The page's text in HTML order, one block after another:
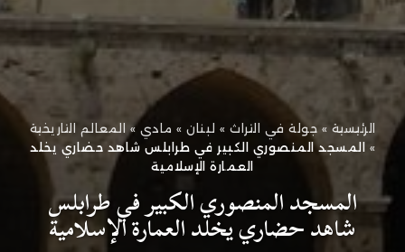
الرئيسية » جولة في التراث » لبنان » مادي »
المعالم التاريخية
»
المسجد المنصوري الكبير في طرابلس شاهد حضاري يخلد
العمارة الإسلامية
المسجد المنصوري الكبير في طرابلس
شاهد حضاري يخلد العمارة الإسلامية